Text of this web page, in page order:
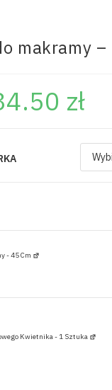
makramy
zł
- 45 Cm
Kwietnika - 1 Sztuka